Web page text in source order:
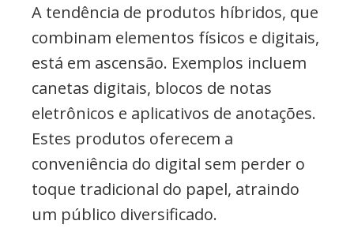
A tendência de produtos híbridos, que
combinam elementos físicos e digitais,
está em ascensão. Exemplos incluem
canetas digitais, blocos de notas
eletrônicos e aplicativos de anotações.
Estes produtos oferecem a
conveniência do digital sem perder o
toque tradicional do papel, atraindo
um público diversificado.